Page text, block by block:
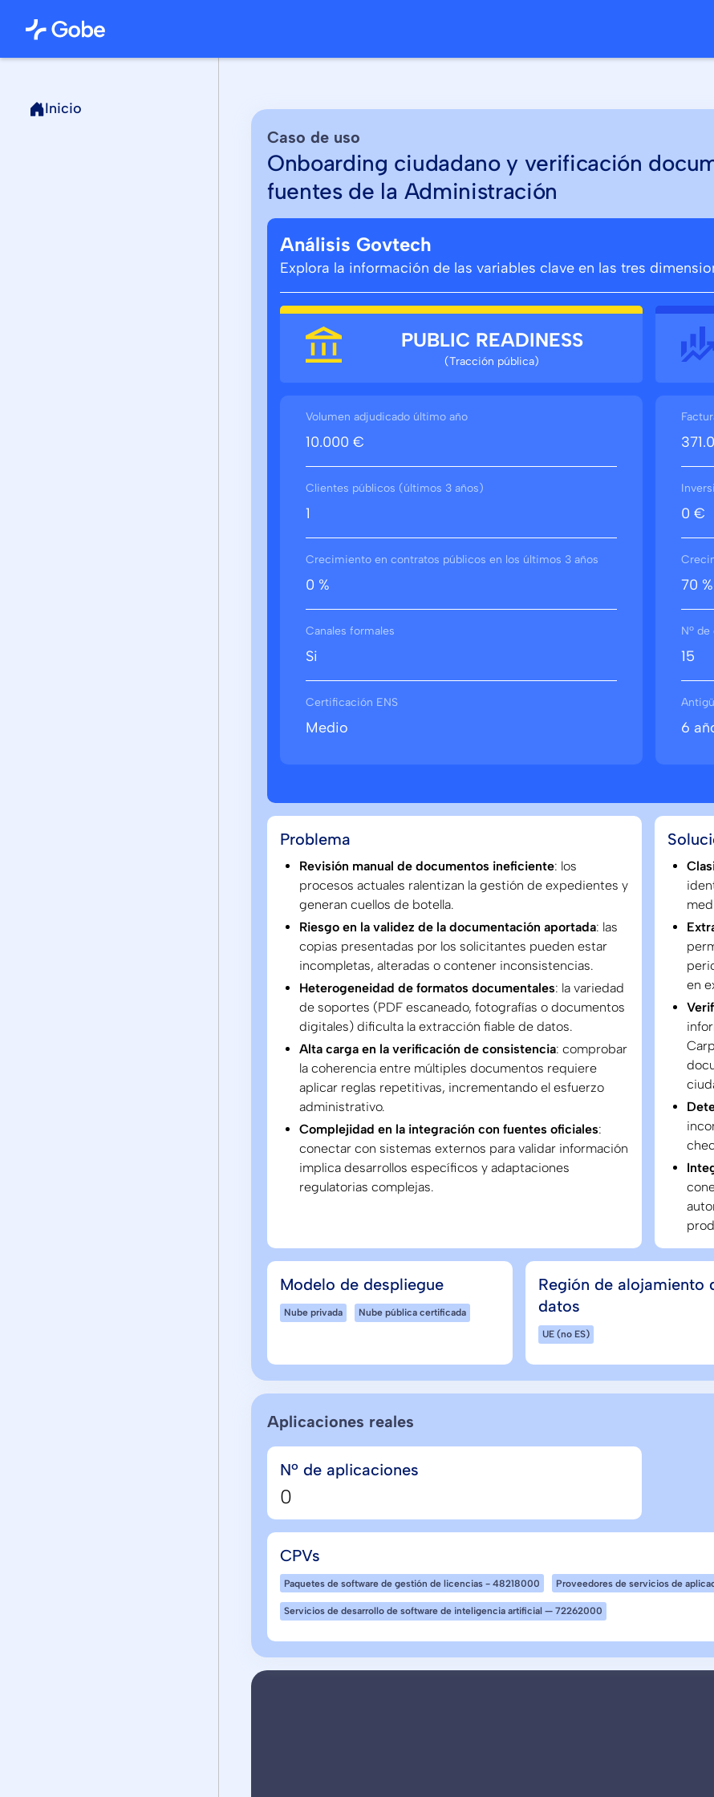
Inicio
Caso de uso
Onboarding ciudadano y verificación
fuentes de la Administración
Análisis Govtech
Explora la información de las variables clave en las tres
PUBLIC READINESS
(Tracción pública)
Volumen adjudicado último año
10.000 €
Clientes públicos (últimos 3 años)
1
Crecimiento en contratos públicos en los últimos 3 años
0 %
Canales formales
Si
Certificación ENS
Medio
0 €
70 %
Nº
15
6
Problema
Revisión manual de documentos ineficiente: los
procesos actuales ralentizan la gestión de expedientes y
generan cuellos de botella.
Riesgo en la validez de la documentación aportada: las
copias presentadas por los solicitantes pueden estar
incompletas, alteradas o contener inconsistencias.
Heterogeneidad de formatos documentales: la variedad
de soportes (PDF escaneado, fotografías o documentos
digitales) dificulta la extracción fiable de datos.
Alta carga en la verificación de consistencia: comprobar
la coherencia entre múltiples documentos requiere
aplicar reglas repetitivas, incrementando el esfuerzo
administrativo.
Complejidad en la integración con fuentes oficiales:
conectar con sistemas externos para validar información
implica desarrollos específicos y adaptaciones
regulatorias complejas.
en
Modelo de despliegue
Nube privada Nube pública certificada
Región de alojamiento
datos
UE (no ES)
Aplicaciones reales
Nº de aplicaciones
0
CPVs
Paquetes de software de gestión de licencias - 48218000 Proveedores de servicios de
Servicios de desarrollo de software de inteligencia artificial — 72262000